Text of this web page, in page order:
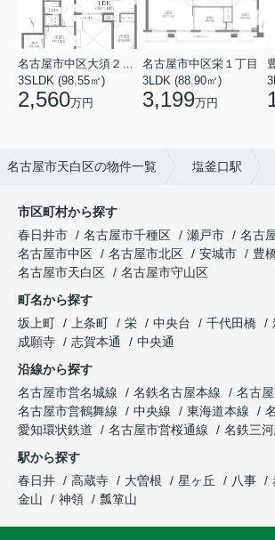
3SLDK (98.55㎡)
2,560万円
名古屋市中区栄１丁目
3LDK (88.90㎡)
3,199万円
名古屋市天白区の物件一覧 塩釜口駅
市区町村から探す
春日井市
名古屋市千種区 瀬戸市
名古
名古屋市中区
名古屋市北区 安城市
豊
名古屋市天白区
名古屋市守山区
町名から探す
坂上町
上条町 栄 中央台 千代田橋
成願寺
志賀本通
中央通
沿線から探す
名古屋市営名城線
名鉄名古屋本線
名古
名古屋市営鶴舞線
中央線 東海道本線
愛知環状鉄道
名古屋市営桜通線
名鉄三
駅から探す
春日井
高蔵寺 大曽根 星ヶ丘 八事
金山
神領 瓢箪山